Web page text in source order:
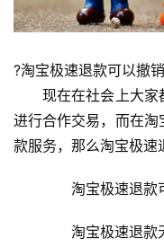
?淘宝极速退款可以撤
现在在社会上大家
进行合作交易，而在
款服务，那么淘宝极速
淘宝极速退款
淘宝极速退款无